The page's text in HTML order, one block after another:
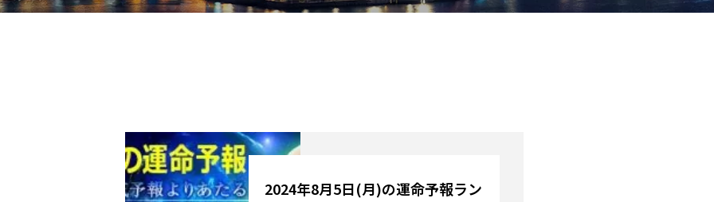
テニス四大大会・五輪
YouTube
2024年8月5日(月)の運命予報ラン